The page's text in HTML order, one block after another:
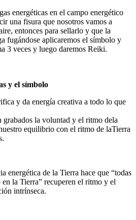
energéticas en el campo energético
una fisura que nosotros vamos a
entonces para sellarlo y que la
fugándose aplicaremos el símbolo y
3 veces y luego daremos Reiki.
y el símbolo
y da energía creativa a todo lo que
grabados la voluntad y el ritmo dela
equilibrio con el ritmo de laTierra
energética de la Tierra hace que “todas
la Tierra” recuperen el ritmo y el
intrínseca.